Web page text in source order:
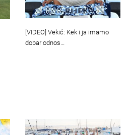
[VIDEO] Vekić: Kek i ja imamo
dobar odnos…